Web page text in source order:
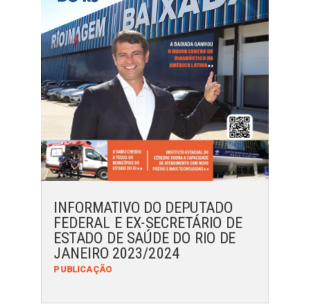
INFORMATIVO DO DEPUTADO
FEDERAL E EX-SECRETÁRIO DE
ESTADO DE SAÚDE DO RIO DE
JANEIRO 2023/2024
PUBLICAÇÃO